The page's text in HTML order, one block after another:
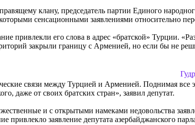
клану, председатель партии Единого
сенсационными заявлениями относительно
привлекли его слова в адрес «братской» Турции.
закрыли границу с Арменией, но если бы не
связи между Турцией и Арменией. Поднимая
даже от своих братских стран», заявил депутат.
и с открытыми намеками недовольства
привлекло заявление депутата азербайджанского